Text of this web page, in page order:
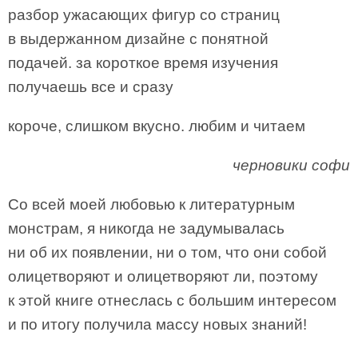
разбор ужасающих фигур со страниц
в выдержанном дизайне с понятной
подачей. за короткое время изучения
получаешь все и сразу
короче, слишком вкусно. любим и читаем
черновики софи
Со всей моей любовью к литературным
монстрам, я никогда не задумывалась
ни об их появлении, ни о том, что они собой
олицетворяют и олицетворяют ли, поэтому
к этой книге отнеслась с большим интересом
и по итогу получила массу новых знаний!